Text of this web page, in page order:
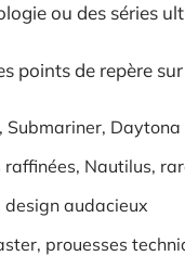
ou des séries
points de repère
Submariner, Daytona
raffinées, Nautilus,
design audacieux
prouesses